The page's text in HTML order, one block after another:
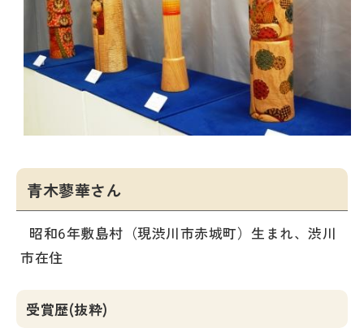
青木蓼華さん
昭和6年敷島村（現渋川市赤城町）生まれ、渋川
市在住
受賞歴(抜粋)